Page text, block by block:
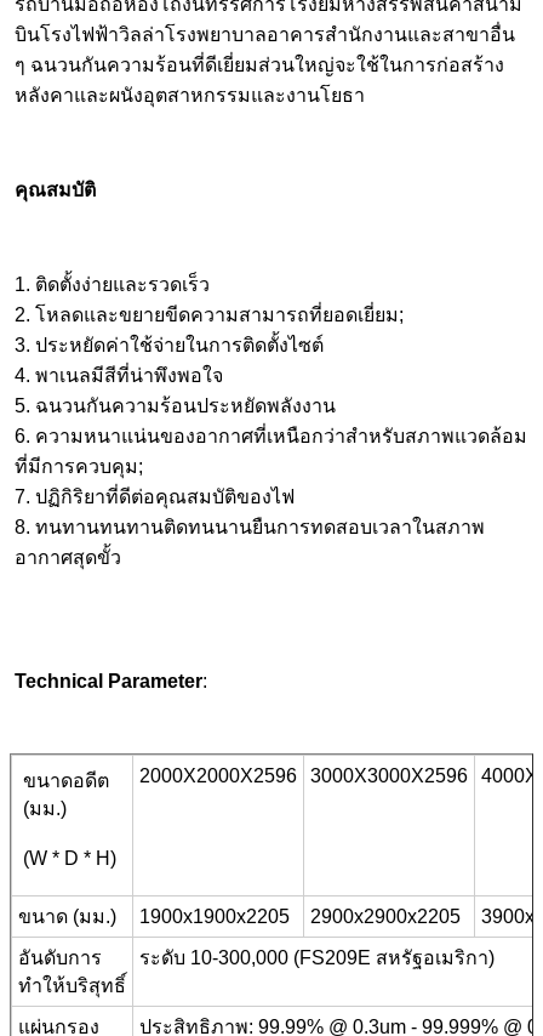
บินโรงไฟฟ้าวิลล่าโรงพยาบาลอาคารสำนักงานและสาขาอื่น
ๆ ฉนวนกันความร้อนที่ดีเยี่ยมส่วนใหญ่จะใช้ในการก่อสร้าง
หลังคาและผนังอุตสาหกรรมและงานโยธา
คุณสมบัติ
1. ติดตั้งง่ายและรวดเร็ว
2. โหลดและขยายขีดความสามารถที่ยอดเยี่ยม;
3. ประหยัดค่าใช้จ่ายในการติดตั้งไซต์
4. พาเนลมีสีที่น่าพึงพอใจ
5. ฉนวนกันความร้อนประหยัดพลังงาน
6. ความหนาแน่นของอากาศที่เหนือกว่าสำหรับสภาพแวดล้อม
ที่มีการควบคุม;
7. ปฏิกิริยาที่ดีต่อคุณสมบัติของไฟ
8. ทนทานทนทานติดทนนานยืนการทดสอบเวลาในสภาพ
อากาศสุดขั้ว
TEchnical PArameter:
ขนาดอดีต
(มม.)
(W * D * H)
2000X2000X2596 3000X3000X2596
ขนาด (มม.) 1900x1900x2205 2900x2900x2205
อันดับการ
ทำให้บริสุทธิ์
ระดับ 10-300,000 (FS209E สหรัฐอเมริกา)
แผ่นกรอง
ประสิทธิภาพ: 99.99% @ 0.3um - 99.999% @